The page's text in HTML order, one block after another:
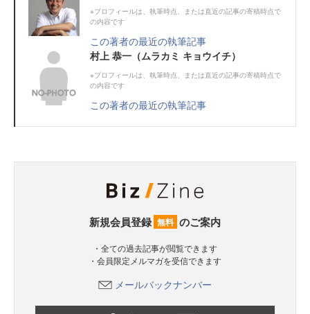
※プロフィールは、執筆時点、または直近の記事の寄稿時点で
の内容です
この著者の最近の執筆記事
村上 恭一（ムラカミ キョウイチ）
※プロフィールは、執筆時点、または直近の記事の寄稿時点で
の内容です
この著者の最近の執筆記事
新規会員登録 無料 のご案内
・全ての過去記事が閲覧できます
・会員限定メルマガを受信できます
メールバックナンバー